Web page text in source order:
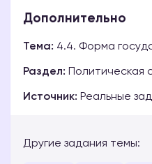
Дополнительно
Тема: 4.4. Форма
Раздел: Политическая
Источник: Реальные
Другие задания темы: